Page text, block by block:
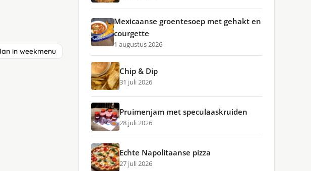
in weekmenu
Mexicaanse groentesoep met gehakt en
courgette
1 augustus 2026
Chip & Dip
31 juli 2026
Pruimenjam met speculaaskruiden
28 juli 2026
Echte Napolitaanse pizza
27 juli 2026